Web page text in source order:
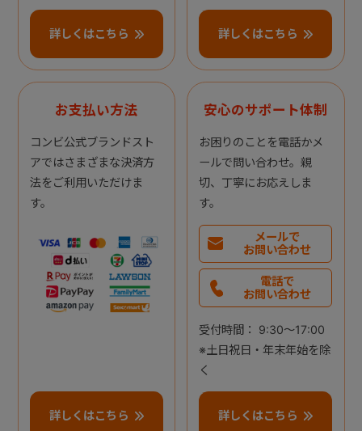
詳しくはこちら 詳しくはこちら
お支払い方法
コンビ公式ブランドスト
アではさまざまな決済方
法をご利用いただけま
す。
詳しくはこちら
安心のサポート体制
お困りのことを電話かメ
ールで問い合わせ。親
切、丁寧にお応えしま
す。
メールで
お問い合わせ
電話で
お問い合わせ
受付時間： 9:30～17:00
※土日祝日・年末年始を除
く
詳しくはこちら